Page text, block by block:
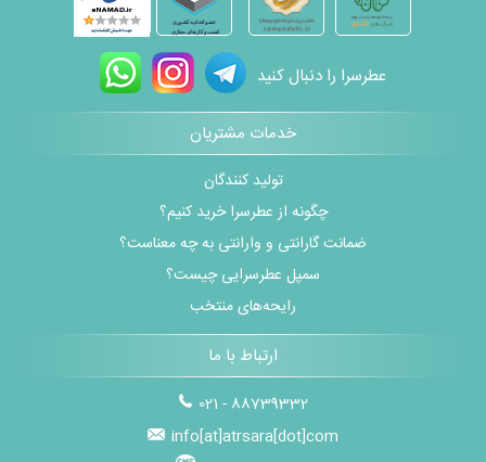
عطرسرا را دنبال کنید
خدمات مشتریان
تولید کنندگان
چگونه از عطرسرا خرید کنیم؟
ضمانت گارانتی و وارانتی به چه معناست؟
سمپل عطرسرایی چیست؟
رایحه‌های منتخب
ارتباط با ما
021 - 88739332
info[at]atrsara[dot]com